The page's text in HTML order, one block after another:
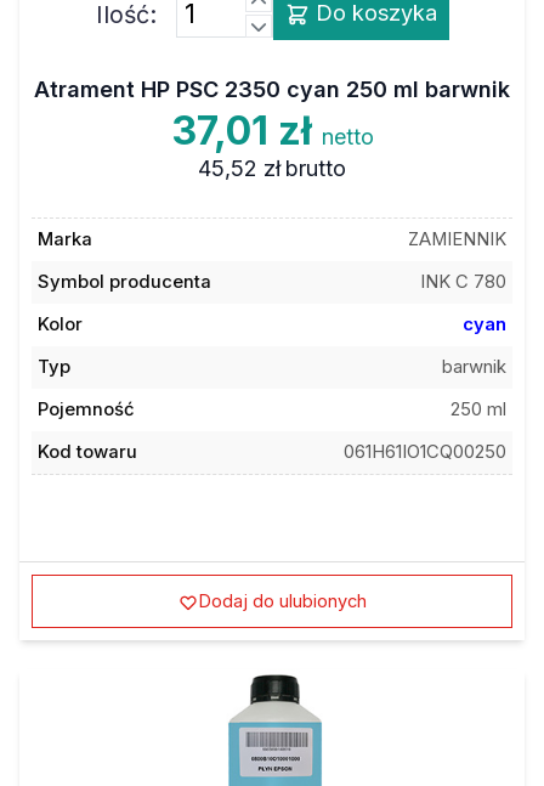
Ilość: Do koszyka
Atrament HP PSC 2350 cyan 250 ml barwnik
37,01 zł netto
45,52 zł brutto
Marka
ZAMIENNIK
Symbol producenta
INK C 780
Kolor
cyan
Typ
barwnik
Pojemność
250 ml
Kod towaru
061H61IO1CQ00250
Dodaj do ulubionych